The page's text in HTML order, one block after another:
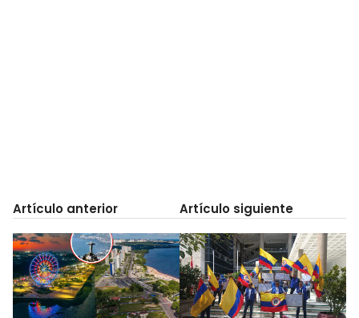
Artículo anterior Artículo siguiente